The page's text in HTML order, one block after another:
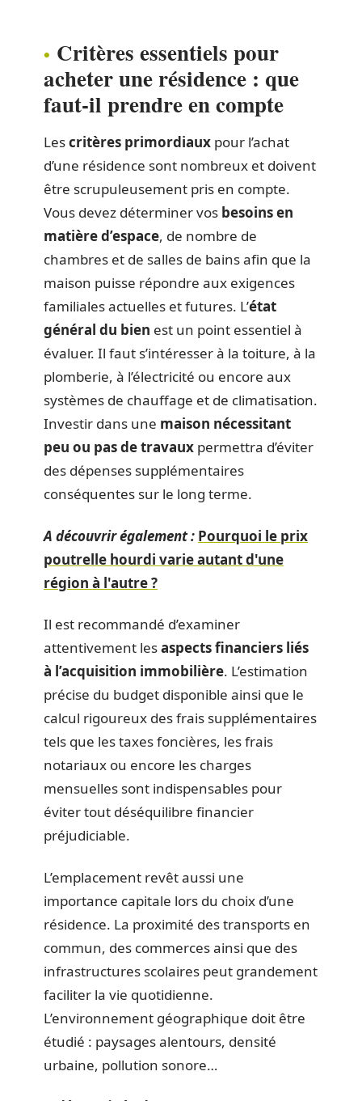
Critères essentiels pour
acheter une résidence : que
faut-il prendre en compte
Lescritères primordiaux pour l’achat
d’une résidence sont nombreux et doivent
être scrupuleusement pris en compte.
Vous devez déterminer vos besoins en
matière d’espace, de nombre de
chambres et de salles de bains afin que la
maison puisse répondre aux exigences
familiales actuelles et futures. L’état
général du bien est un point essentiel à
évaluer. Il faut s’intéresser à la toiture, à la
plomberie, à l’électricité ou encore aux
systèmes de chauffage et de climatisation.
Investir dans une maison nécessitant
peu ou pas de travaux permettra d’éviter
des dépenses supplémentaires
conséquentes sur le long terme.
A découvrir également : Pourquoi le prix
poutrelle hourdi varie autant d'une
région à l'autre ?
Il est recommandé d’examiner
attentivement lesaspects financiers liés
à l’acquisition immobilière. L’estimation
précise du budget disponible ainsi que le
calcul rigoureux des frais supplémentaires
tels que les taxes foncières, les frais
notariaux ou encore les charges
mensuelles sont indispensables pour
éviter tout déséquilibre financier
préjudiciable.
L’emplacement revêt aussi une
importance capitale lors du choix d’une
résidence. La proximité des transports en
commun, des commerces ainsi que des
infrastructures scolaires peut grandement
faciliter la vie quotidienne.
L’environnement géographique doit être
étudié : paysages alentours, densité
urbaine, pollution sonore…